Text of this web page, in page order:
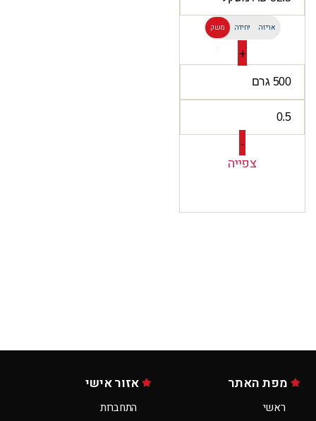
משק יחידה אריזה
+
-
צפייה
מפת האתר
ראשי
אזור אישי
התחברות